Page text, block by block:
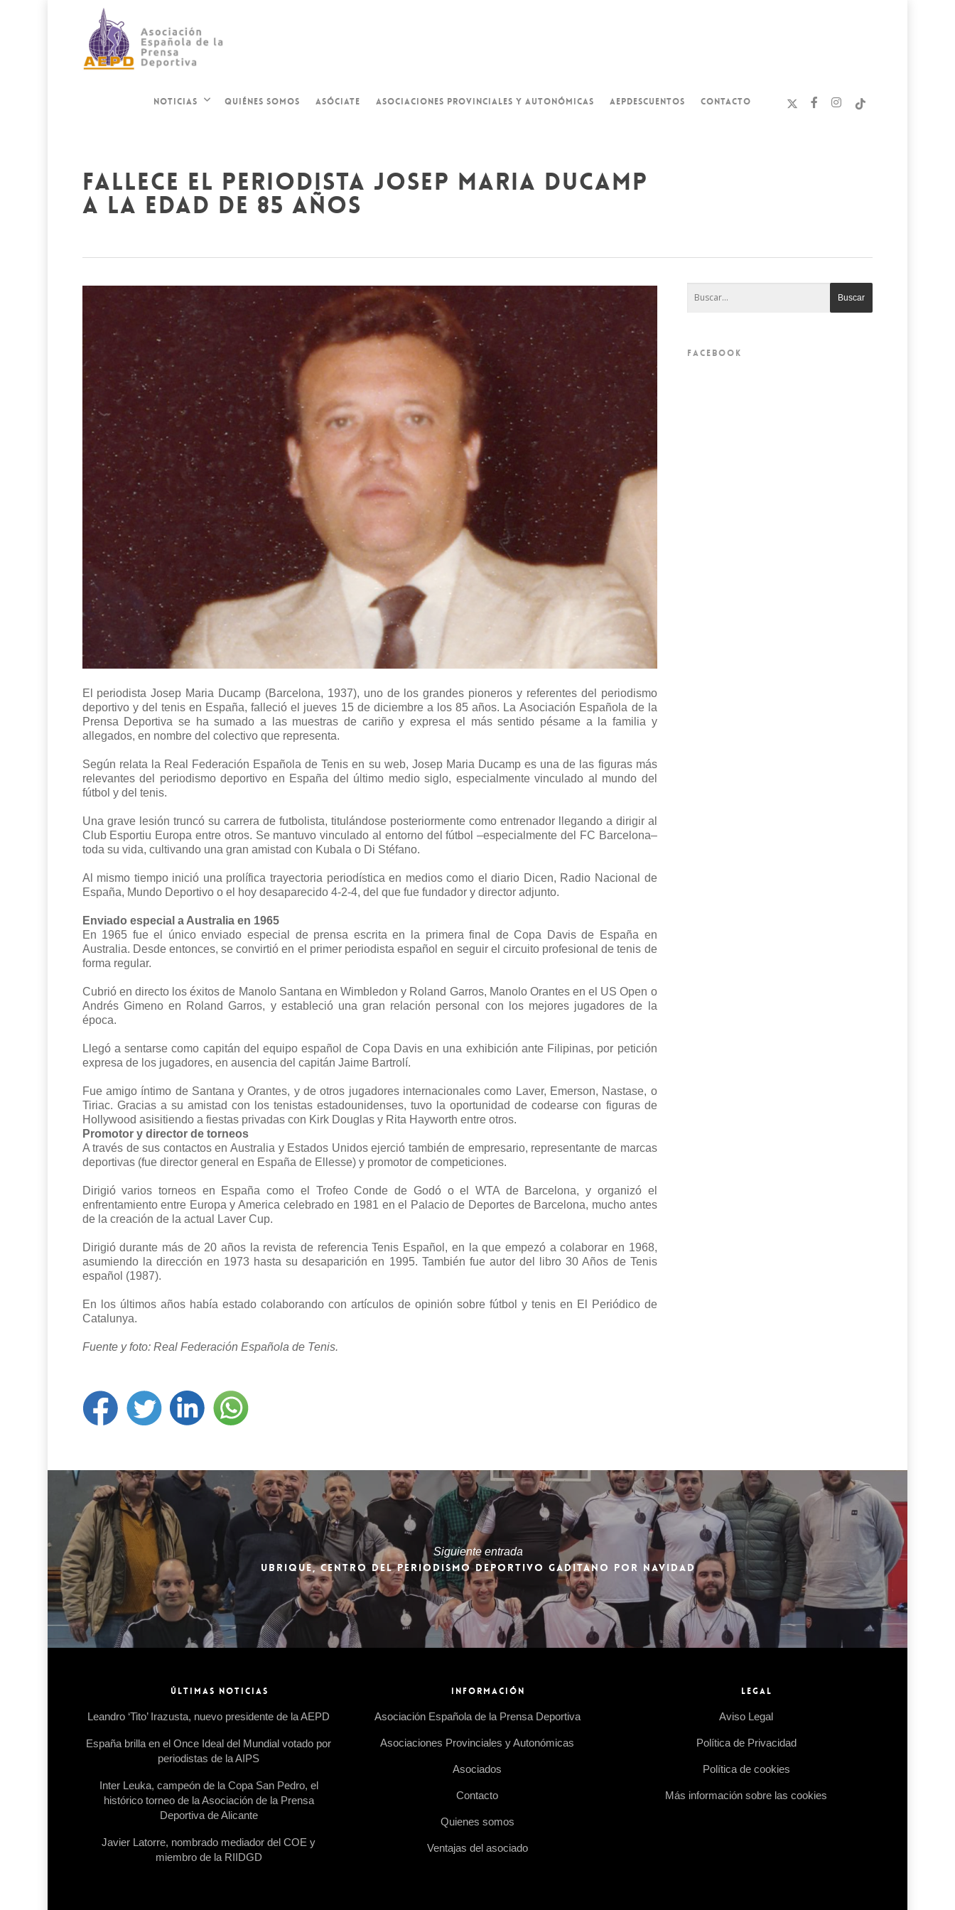
NOTICIAS QUIÉNES SOMOS ASÓCIATE ASOCIACIONES PROVINCIALES Y AUTONÓMICAS AEPDESCUENTOS CONTACTO
fallece el periodista josep maria ducamp
a la edad de 85 años
El periodista Josep Maria Ducamp (Barcelona, 1937), uno de los grandes pioneros y referentes del periodismo
deportivo y del tenis en España, falleció el jueves 15 de diciembre a los 85 años. La Asociación Española de la
Prensa Deportiva se ha sumado a las muestras de cariño y expresa el más sentido pésame a la familia y
allegados, en nombre del colectivo que representa.
Según relata la Real Federación Española de Tenis en su web, Josep Maria Ducamp es una de las figuras más
relevantes del periodismo deportivo en España del último medio siglo, especialmente vinculado al mundo del
fútbol y del tenis.
Una grave lesión truncó su carrera de futbolista, titulándose posteriormente como entrenador llegando a dirigir al
Club Esportiu Europa entre otros. Se mantuvo vinculado al entorno del fútbol –especialmente del FC Barcelona–
toda su vida, cultivando una gran amistad con Kubala o Di Stéfano.
Al mismo tiempo inició una prolífica trayectoria periodística en medios como el diario Dicen, Radio Nacional de
España, Mundo Deportivo o el hoy desaparecido 4-2-4, del que fue fundador y director adjunto.
Enviado especial a Australia en 1965
En 1965 fue el único enviado especial de prensa escrita en la primera final de Copa Davis de España en
Australia. Desde entonces, se convirtió en el primer periodista español en seguir el circuito profesional de tenis de
forma regular.
Cubrió en directo los éxitos de Manolo Santana en Wimbledon y Roland Garros, Manolo Orantes en el US Open o
Andrés Gimeno en Roland Garros, y estableció una gran relación personal con los mejores jugadores de la
época.
Llegó a sentarse como capitán del equipo español de Copa Davis en una exhibición ante Filipinas, por petición
expresa de los jugadores, en ausencia del capitán Jaime Bartrolí.
Fue amigo íntimo de Santana y Orantes, y de otros jugadores internacionales como Laver, Emerson, Nastase, o
Tiriac. Gracias a su amistad con los tenistas estadounidenses, tuvo la oportunidad de codearse con figuras de
Hollywood asisitiendo a fiestas privadas con Kirk Douglas y Rita Hayworth entre otros.
Promotor y director de torneos
A través de sus contactos en Australia y Estados Unidos ejerció también de empresario, representante de marcas
deportivas (fue director general en España de Ellesse) y promotor de competiciones.
Dirigió varios torneos en España como el Trofeo Conde de Godó o el WTA de Barcelona, y organizó el
enfrentamiento entre Europa y America celebrado en 1981 en el Palacio de Deportes de Barcelona, mucho antes
de la creación de la actual Laver Cup.
Dirigió durante más de 20 años la revista de referencia Tenis Español, en la que empezó a colaborar en 1968,
asumiendo la dirección en 1973 hasta su desaparición en 1995. También fue autor del libro 30 Años de Tenis
español (1987).
En los últimos años había estado colaborando con artículos de opinión sobre fútbol y tenis en El Periódico de
Catalunya.
Fuente y foto: Real Federación Española de Tenis.
FACEBOOK
Siguiente entrada
UBRIQUE, CENTRO DEL PERIODISMO DEPORTIVO GADITANO POR NAVIDAD
ÚLTIMAS NOTICIAS
Leandro ‘Tito’ Irazusta, nuevo presidente de la AEPD
España brilla en el Once Ideal del Mundial votado por
periodistas de la AIPS
Inter Leuka, campeón de la Copa San Pedro, el
histórico torneo de la Asociación de la Prensa
Deportiva de Alicante
Javier Latorre, nombrado mediador del COE y
miembro de la RIIDGD
INFORMACIÓN
Asociación Española de la Prensa Deportiva
Asociaciones Provinciales y Autonómicas
Asociados
Contacto
Quienes somos
Ventajas del asociado
LEGAL
Aviso Legal
Política de Privacidad
Política de cookies
Más información sobre las cookies